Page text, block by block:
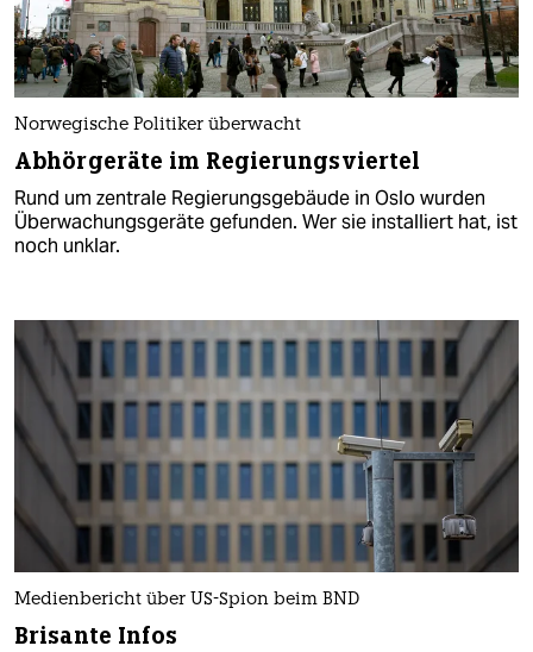
Norwegische Politiker überwacht
Abhörgeräte im Regierungsviertel
Rund um zentrale Regierungsgebäude in Oslo wurden
Überwachungsgeräte gefunden. Wer sie installiert hat, ist
noch unklar.
Medienbericht über US-Spion beim BND
Brisante Infos